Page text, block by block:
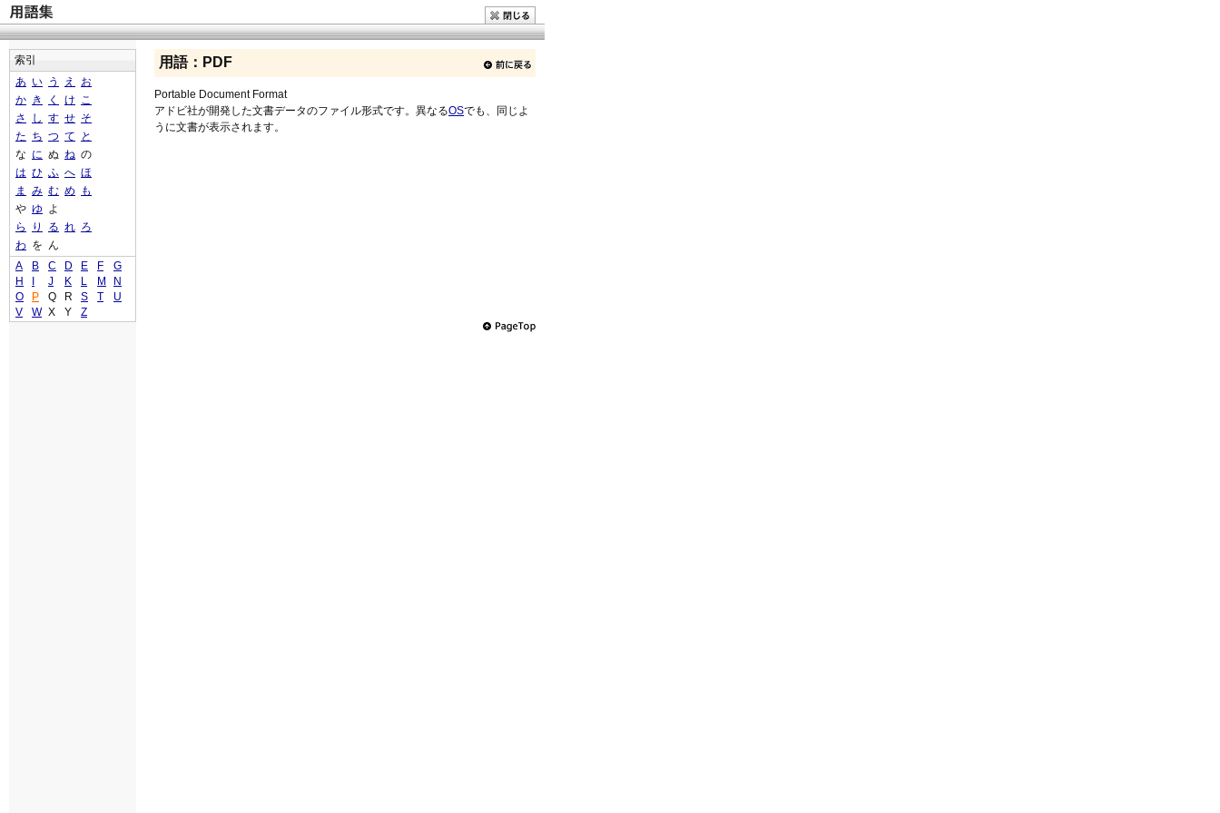
用語：PDF
Portable Document Format
アドビ社が開発した文書データのファイル形式です。異なるOSでも、同じよ
うに文書が表示されます。
索引
あ い う え
お
か き く け こ
さ
し す せ そ
た ち つ て
と
な に ぬ ね の
は ひ ふ へ ほ
ま
み む め
も
や ゆ よ
ら
り る れ ろ
わ を ん
A
B C D E F
G
H
J K L M
N
O
P Q R S T
U
V
W X Y Z